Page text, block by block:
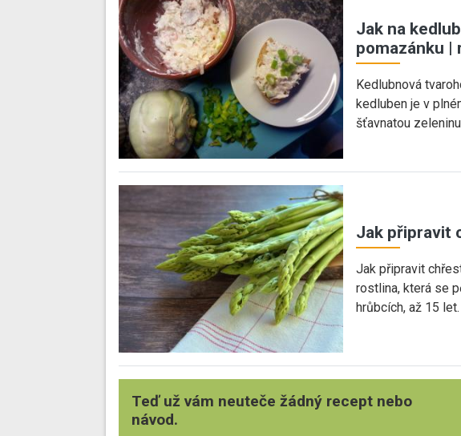
Jak na
pomazánku |
Kedlubnová
kedluben je v
šťavnatou
Jak připravit
Jak připravit
rostlina, která se
hrůbcích, až 15
Teď už vám neuteče žádný recept nebo
návod.